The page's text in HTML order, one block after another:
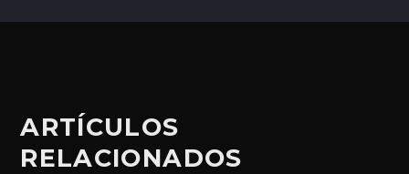
ARTÍCULOS
RELACIONADOS